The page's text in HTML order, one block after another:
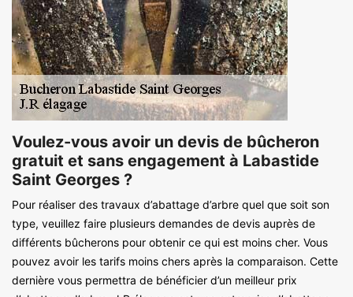
Voulez-vous avoir un devis de bûcheron
gratuit et sans engagement à Labastide
Saint Georges ?
Pour réaliser des travaux d’abattage d’arbre quel que soit son
type, veuillez faire plusieurs demandes de devis auprès de
différents bûcherons pour obtenir ce qui est moins cher. Vous
pouvez avoir les tarifs moins chers après la comparaison. Cette
dernière vous permettra de bénéficier d’un meilleur prix